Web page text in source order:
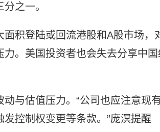
之一。
积登陆或回流港股和A股市场，
。美国投资者也会失去分享中国
与估值压力。“公司也应注意现
控制权变更等条款。”庞溟提醒